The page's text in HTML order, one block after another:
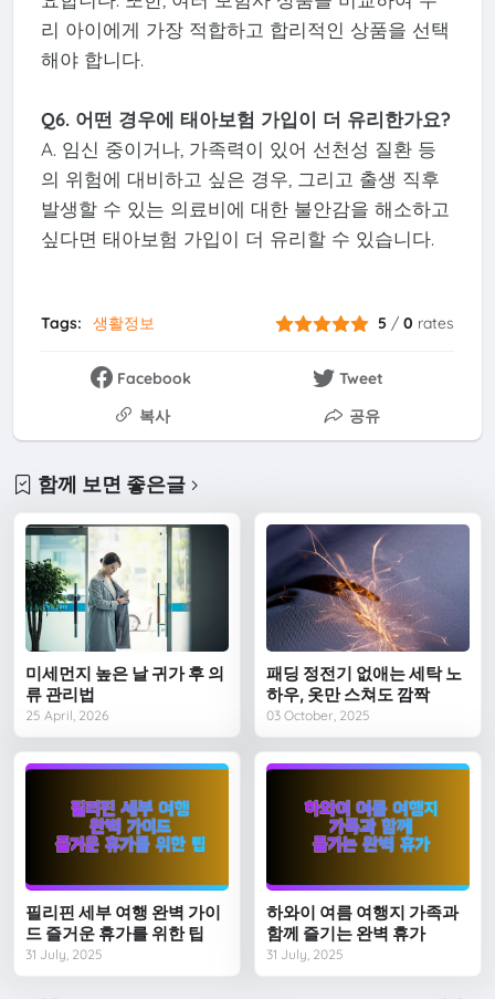
리 아이에게 가장 적합하고 합리적인 상품을 선택
해야 합니다.
Q6. 어떤 경우에 태아보험 가입이 더 유리한가요?
A. 임신 중이거나, 가족력이 있어 선천성 질환 등
의 위험에 대비하고 싶은 경우, 그리고 출생 직후
발생할 수 있는 의료비에 대한 불안감을 해소하고
싶다면 태아보험 가입이 더 유리할 수 있습니다.
Tags: 생활정보 5 /0 rates
Facebook
Tweet
복사
공유
함께 보면 좋은글
미세먼지 높은 날 귀가 후 의
류 관리법
25 April, 2026
패딩 정전기 없애는 세탁 노
하우, 옷만 스쳐도 깜짝
03 October, 2025
필리핀 세부 여행 완벽 가이
드 즐거운 휴가를 위한 팁
31 July, 2025
하와이 여름 여행지 가족과
함께 즐기는 완벽 휴가
31 July, 2025